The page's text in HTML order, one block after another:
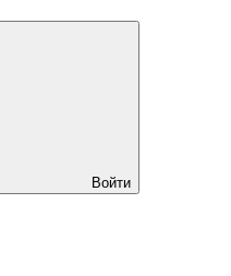
Войти